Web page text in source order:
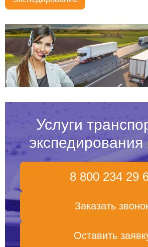
Услуги
экспедирования
8 800 234 29
Заказать
Оставить